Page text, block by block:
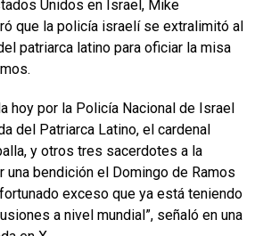
Unidos en Israel, Mike
que la policía israelí se extralimitó al
patriarca latino para oficiar la misa
hoy por la Policía Nacional de Israel
del Patriarca Latino, el cardenal
y otros tres sacerdotes a la
una bendición el Domingo de Ramos
exceso que ya está teniendo
a nivel mundial”, señaló en una